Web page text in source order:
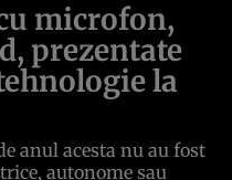
microfon,
prezentate
la
anul acesta nu au fost
autonome sau